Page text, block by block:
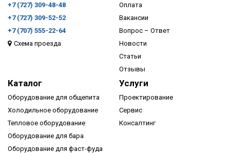
ПОДРОБНЕЕ
+7 (727) 309-48-48
+7 (727) 309-52-52
+7 (707) 555-22-64
Схема проезда
Оплата
Вакансии
Вопрос – Ответ
Новости
Статьи
Отзывы
Каталог
Оборудование для общепита
Холодильное оборудование
Тепловое оборудование
Оборудование для бара
Оборудование для фаст-фуда
Услуги
Проектирование
Сервис
Консалтинг